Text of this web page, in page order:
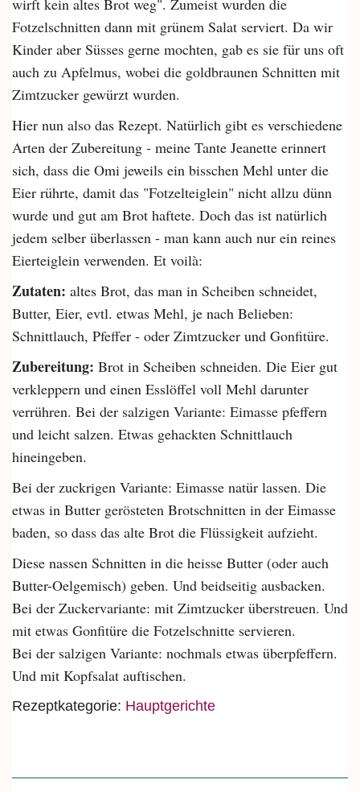
wirft kein altes Brot weg". Zumeist wurden die
Fotzelschnitten dann mit grünem Salat serviert. Da wir
Kinder aber Süsses gerne mochten, gab es sie für uns oft
auch zu Apfelmus, wobei die goldbraunen Schnitten mit
Zimtzucker gewürzt wurden.
Hier nun also das Rezept. Natürlich gibt es verschiedene
Arten der Zubereitung - meine Tante Jeanette erinnert
sich, dass die Omi jeweils ein bisschen Mehl unter die
Eier rührte, damit das "Fotzelteiglein" nicht allzu dünn
wurde und gut am Brot haftete. Doch das ist natürlich
jedem selber überlassen - man kann auch nur ein reines
Eierteiglein verwenden. Et voilà:
Zutaten: altes Brot, das man in Scheiben schneidet,
Butter, Eier, evtl. etwas Mehl, je nach Belieben:
Schnittlauch, Pfeffer - oder Zimtzucker und Gonfitüre.
Zubereitung: Brot in Scheiben schneiden. Die Eier gut
verkleppern und einen Esslöffel voll Mehl darunter
verrühren. Bei der salzigen Variante: Eimasse pfeffern
und leicht salzen. Etwas gehackten Schnittlauch
hineingeben.
Bei der zuckrigen Variante: Eimasse natür lassen. Die
etwas in Butter gerösteten Brotschnitten in der Eimasse
baden, so dass das alte Brot die Flüssigkeit aufzieht.
Diese nassen Schnitten in die heisse Butter (oder auch
Butter-Oelgemisch) geben. Und beidseitig ausbacken.
Bei der Zuckervariante: mit Zimtzucker überstreuen. Und
mit etwas Gonfitüre die Fotzelschnitte servieren.
Bei der salzigen Variante: nochmals etwas überpfeffern.
Und mit Kopfsalat auftischen.
Rezeptkategorie: Hauptgerichte